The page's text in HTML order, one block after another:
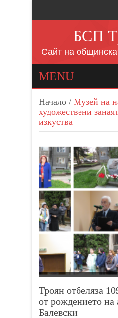
БСП
Сайт на
MENU
Начало / Музей на
художествени
изкуства
Троян отбеляза
от рождението на
Балевски